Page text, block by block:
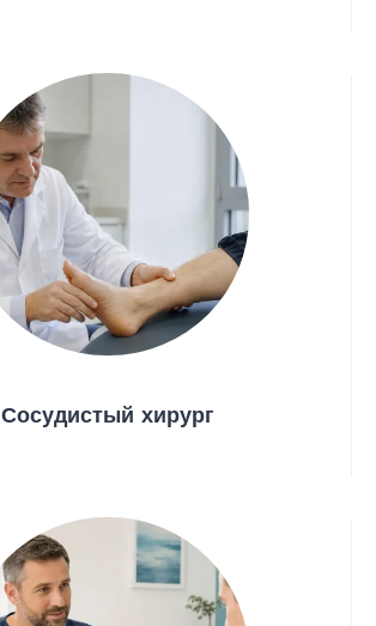
Сосудистый хирург